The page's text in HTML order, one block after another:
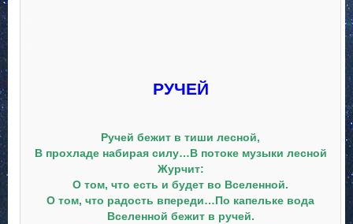
РУЧЕЙ
Ручей бежит в тиши лесной,
В прохладе набирая силу…В потоке музыки лесной
Журчит:
О том, что есть и будет во Вселенной.
О том, что радость впереди…По капельке вода
Вселенной бежит в ручей.